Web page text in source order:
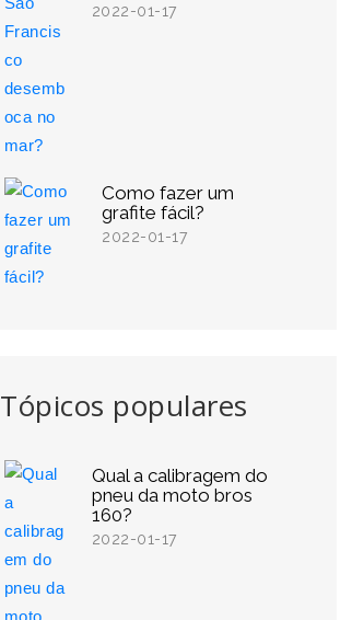
2022-01-17
Como fazer um
grafite fácil?
2022-01-17
Tópicos populares
Qual a calibragem do
pneu da moto bros
160?
2022-01-17